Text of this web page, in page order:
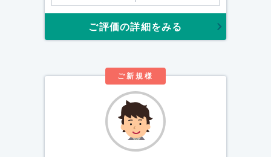
ご評価の詳細をみる
ご新規様